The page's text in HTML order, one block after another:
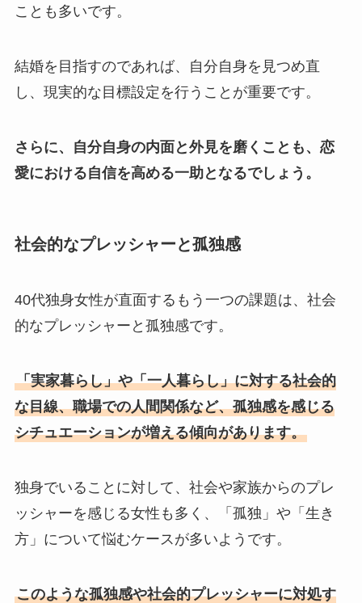
ことも多いです。
結婚を目指すのであれば、自分自身を見つめ直
し、現実的な目標設定を行うことが重要です​。
さらに、自分自身の内面と外見を磨くことも、恋
愛における自信を高める一助となるでしょう​ 。
社会的なプレッシャーと孤独感
40代独身女性が直面するもう一つの課題は、社会
的なプレッシャーと孤独感です。
「実家暮らし」や「一人暮らし」に対する社会的
な目線、職場での人間関係など、孤独感を感じる
シチュエーションが増える傾向があります。
独身でいることに対して、社会や家族からのプレ
ッシャーを感じる女性も多く、「孤独」や「生き
方」について悩むケースが多いようです​。
このような孤独感や社会的プレッシャーに対処す